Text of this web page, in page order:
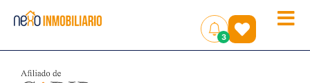
Toggle
3
()